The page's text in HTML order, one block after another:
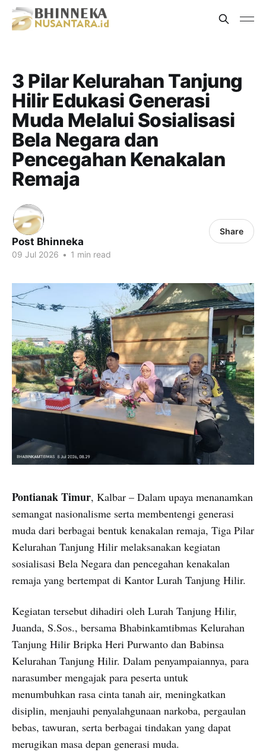
3 Pilar Kelurahan Tanjung
Hilir Edukasi Generasi
Muda Melalui Sosialisasi
Bela Negara dan
Pencegahan Kenakalan
Remaja
Post Bhinneka
09 Jul 2026 • 1 min read
Share
Pontianak Timur, Kalbar – Dalam upaya menanamkan
semangat nasionalisme serta membentengi generasi
muda dari berbagai bentuk kenakalan remaja, Tiga Pilar
Kelurahan Tanjung Hilir melaksanakan kegiatan
sosialisasi Bela Negara dan pencegahan kenakalan
remaja yang bertempat di Kantor Lurah Tanjung Hilir.
Kegiatan tersebut dihadiri oleh Lurah Tanjung Hilir,
Juanda, S.Sos., bersama Bhabinkamtibmas Kelurahan
Tanjung Hilir Bripka Heri Purwanto dan Babinsa
Kelurahan Tanjung Hilir. Dalam penyampaiannya, para
narasumber mengajak para peserta untuk
menumbuhkan rasa cinta tanah air, meningkatkan
disiplin, menjauhi penyalahgunaan narkoba, pergaulan
bebas, tawuran, serta berbagai tindakan yang dapat
merugikan masa depan generasi muda.